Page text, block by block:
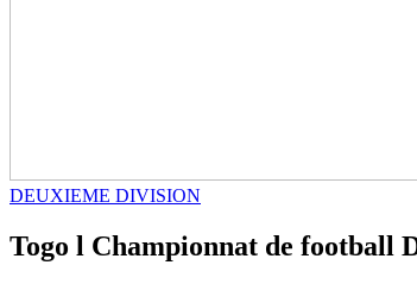
DEUXIEME DIVISION
Togo l Championnat de football